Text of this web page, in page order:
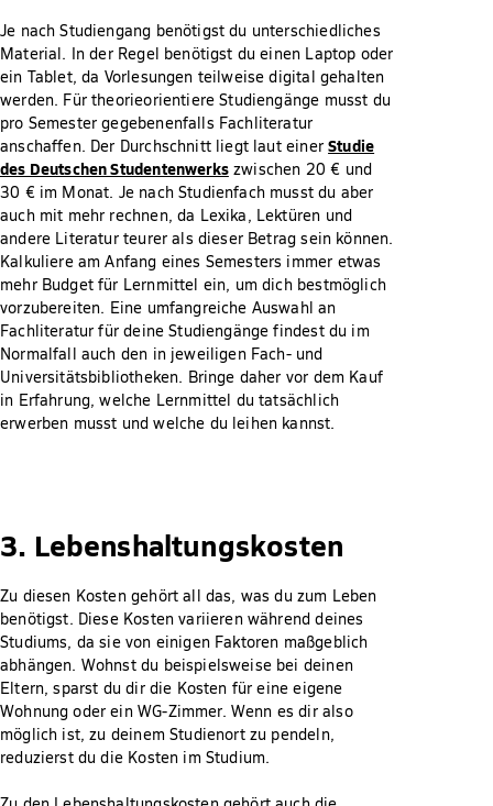
Je nach Studiengang benötigst du unterschiedliches
Material. In der Regel benötigst du einen Laptop oder
ein Tablet, da Vorlesungen teilweise digital gehalten
werden. Für theorieorientiere Studiengänge musst du
pro Semester gegebenenfalls Fachliteratur
anschaffen. Der Durchschnitt liegt laut einerStudie
des Deutschen Studentenwerkszwischen 20 € und
30 € im Monat. Je nach Studienfach musst du aber
auch mit mehr rechnen, da Lexika, Lektüren und
andere Literatur teurer als dieser Betrag sein können.
Kalkuliere am Anfang eines Semesters immer etwas
mehr Budget für Lernmittel ein, um dich bestmöglich
vorzubereiten. Eine umfangreiche Auswahl an
Fachliteratur für deine Studiengänge findest du im
Normalfall auch den in jeweiligen Fach- und
Universitätsbibliotheken. Bringe daher vor dem Kauf
in Erfahrung, welche Lernmittel du tatsächlich
erwerben musst und welche du leihen kannst.
3. Lebenshaltungskosten
Zu diesen Kosten gehört all das, was du zum Leben
benötigst. Diese Kosten variieren während deines
Studiums, da sie von einigen Faktoren maßgeblich
abhängen. Wohnst du beispielsweise bei deinen
Eltern, sparst du dir die Kosten für eine eigene
Wohnung oder ein WG-Zimmer. Wenn es dir also
möglich ist, zu deinem Studienort zu pendeln,
reduzierst du die Kosten im Studium.